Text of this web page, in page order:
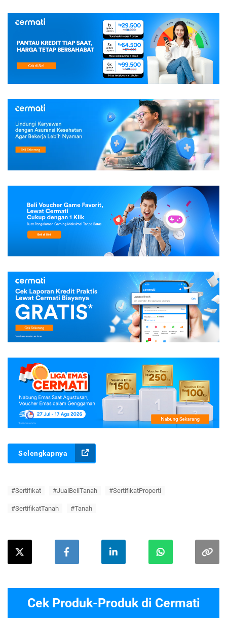
Selengkapnya
#Sertifikat #JualBeliTanah #SertifikatProperti
#SertifikatTanah #Tanah
Cek Produk-Produk di Cermati